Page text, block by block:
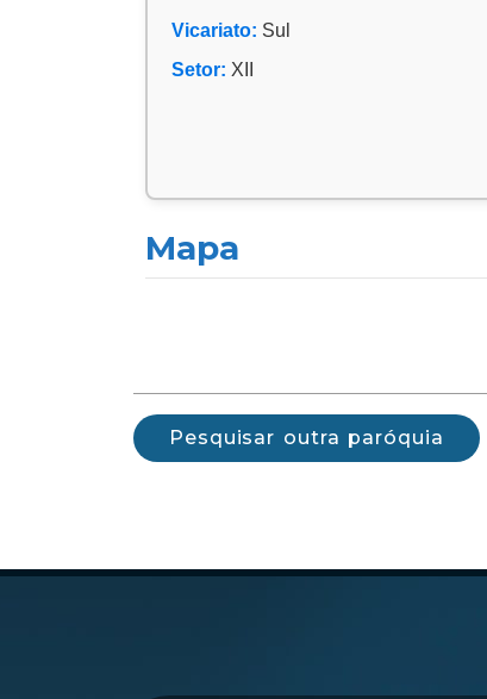
Vicariato: Sul
Setor: XII
Mapa
Pesquisar outra paróquia